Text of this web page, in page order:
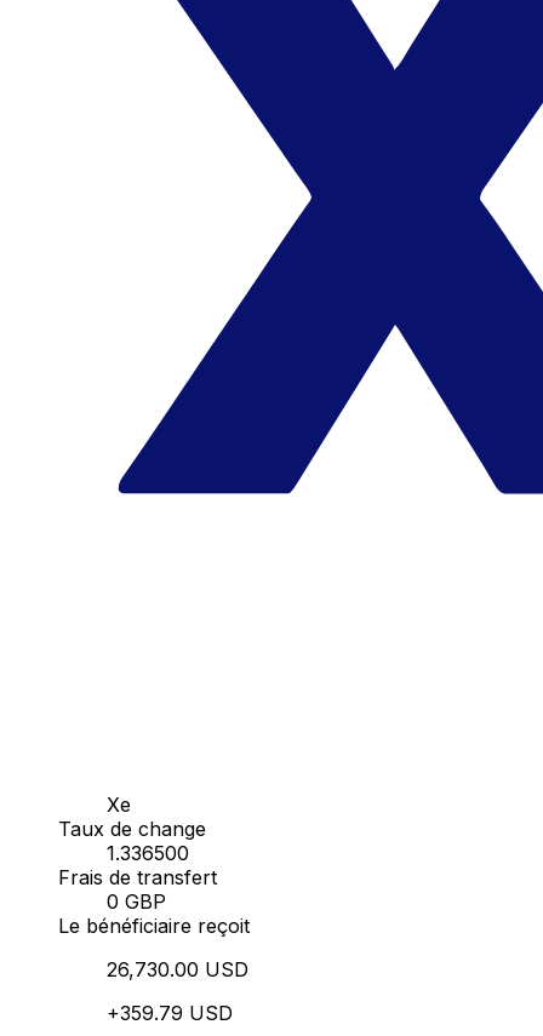
Xe
Taux de change
1.336500
Frais de transfert
0 GBP
Le bénéficiaire reçoit
26,730.00 USD
+359.79 USD